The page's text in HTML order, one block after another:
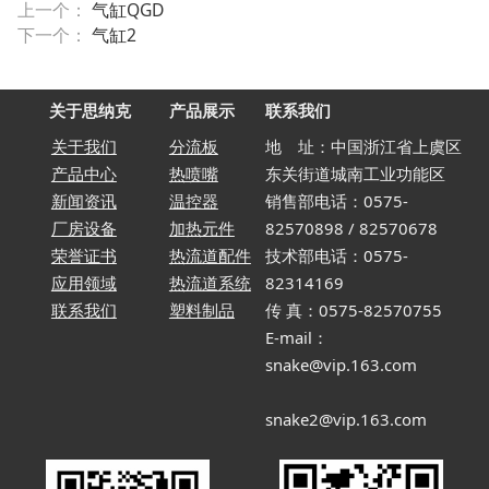
上一个： 气缸QGD
下一个： 气缸2
关于思纳克
关于我们
产品中心
新闻资讯
厂房设备
荣誉证书
应用领域
联系我们
产品展示
分流板
热喷嘴
温控器
加热元件
热流道配件
热流道系统
塑料制品
联系我们
地 址：中国浙江省上虞区
东关街道城南工业功能区
销售部电话：0575-
82570898 / 82570678
技术部电话：0575-
82314169
传 真：0575-82570755
E-mail：
snake@vip.163.com
snake2@vip.163.com